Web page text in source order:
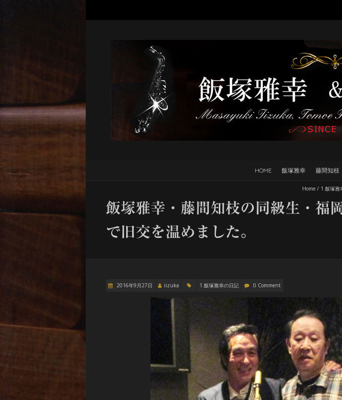
HOME 飯塚雅幸 藤間知枝
Home / 1.飯塚雅
飯塚雅幸・藤間知枝の同級生・福
で旧交を温めました。
2016年9月27日 iizuka 1.飯塚雅幸の日記 0 Comment